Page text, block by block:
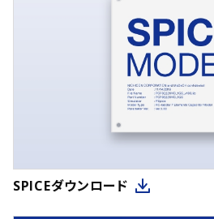
SPICEダウンロード